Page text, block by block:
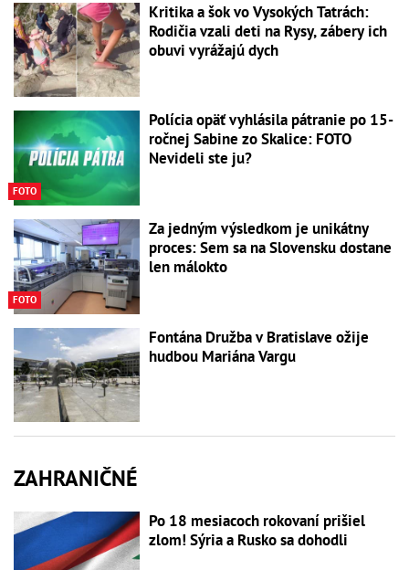
Kritika a šok vo Vysokých Tatrách:
Rodičia vzali deti na Rysy, zábery ich
obuvi vyrážajú dych
FOTO
Polícia opäť vyhlásila pátranie po 15-
ročnej Sabine zo Skalice: FOTO
Nevideli ste ju?
FOTO
Za jedným výsledkom je unikátny
proces: Sem sa na Slovensku dostane
len málokto
Fontána Družba v Bratislave ožije
hudbou Mariána Vargu
ZAHRANIČNÉ
Po 18 mesiacoch rokovaní prišiel
zlom! Sýria a Rusko sa dohodli